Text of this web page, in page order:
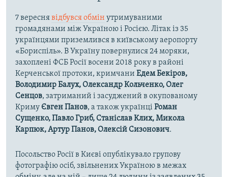
7 вереснявідбувся обмін утримуваними
громадянами між Україною і Росією. Літак із 35
українцями приземлився в київському аеропорту
«Бориспіль». В Україну повернулися 24 моряки,
захоплені ФСБ Росії восени 2018 року в районі
Керченської протоки, кримчани Едем Бекіров,
Володимир Балух, Олександр Кольченко, Олег
Сенцов, затриманий і засуджений в окупованому
КримуЄвген Панов, а також українці Роман
Сущенко, Павло Гриб, Станіслав Клих, Микола
Карпюк, Артур Панов, Олексій Сизонович.
Посольство Росії в Києві опублікувало групову
фотографію осіб, звільнених Україною в межах